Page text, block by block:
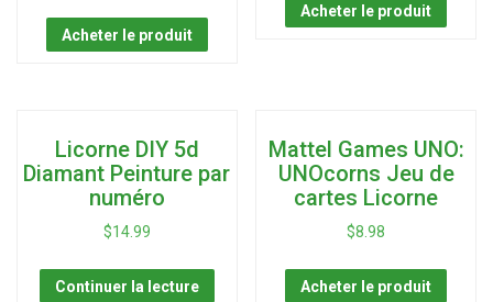
Acheter le produit
Acheter le produit
Licorne DIY 5d
Diamant Peinture par
numéro
$14.99
Continuer la lecture
Mattel Games UNO:
UNOcorns Jeu de
cartes Licorne
$8.98
Acheter le produit